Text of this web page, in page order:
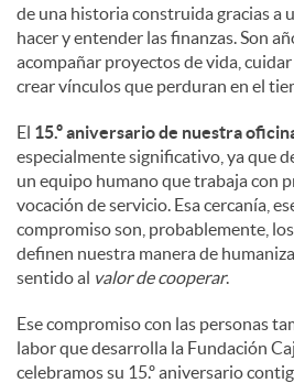
de una historia construida gracias a
hacer y entender las finanzas. Son
acompañar proyectos de vida,
crear vínculos que perduran en el
El 15.º aniversario de nuestra
especialmente significativo, ya que
un equipo humano que trabaja con
vocación de servicio. Esa cercanía,
compromiso son, probablemente,
definen nuestra manera de
sentido al valor de cooperar.
Ese compromiso con las personas
labor que desarrolla la Fundación
celebramos su 15.º aniversario